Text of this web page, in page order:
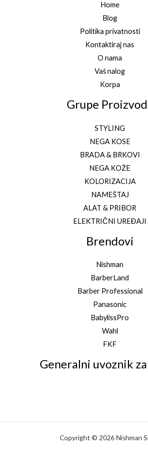
Home
Blog
Politika privatnosti
Kontaktiraj nas
O nama
Vaš nalog
Korpa
Grupe
STYLING
NEGA KOSE
BRADA & BRKOVI
NEGA KOŽE
KOLORIZACIJA
NAMEŠTAJ
ALAT & PRIBOR
ELEKTRIČNI UREĐAJI
Brendovi
Nishman
BarberLand
Barber Professional
Panasonic
BabylissPro
Wahl
FKF
Generalni uvoznik
Copyright © 2026 Nishman